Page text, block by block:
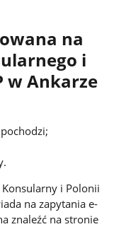
na
i
w Ankarze
i Polonii
na zapytania e-
znaleźć na stronie